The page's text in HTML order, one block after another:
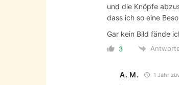
und die Knöpfe
dass ich so eine
Gar kein Bild fände
3
A. M. 1 Jahr